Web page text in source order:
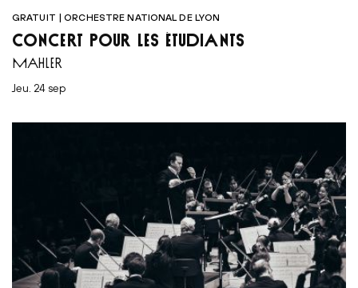
GRATUIT | ORCHESTRE NATIONAL DE LYON
CONCERT POUR LES ÉTUDIANTS
MAHLER
jeu. 24 sep